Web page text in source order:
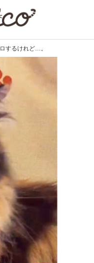
するけれど…。